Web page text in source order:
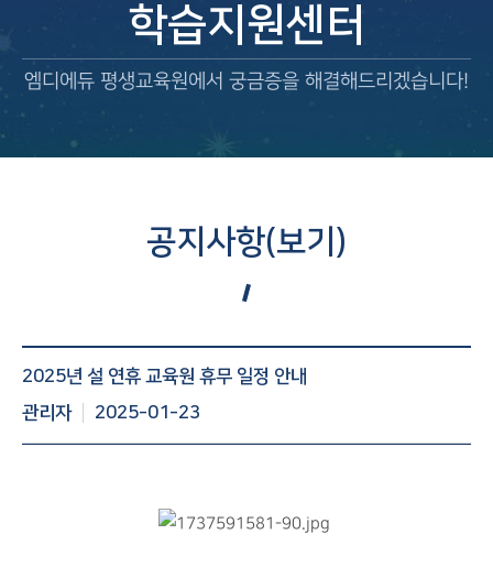
학습지원센터
엠디에듀 평생교육원에서 궁금증을 해결해드리겠습니다!
공지사항(보기)
공
2025년 설 연휴 교육원 휴무 일정 안내
관리자
2025-01-23